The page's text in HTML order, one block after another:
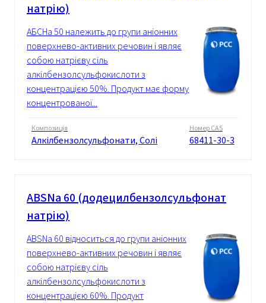
натрію)
АБСНа 50 належить до групи аніонних
поверхнево-активних речовин і являє
собою натрієву сіль
алкілбензолсульфокислоти з
концентрацією 50%. Продукт має форму
концентрованої...
Композиція
Алкілбензолсульфонати, Солі
Номер CAS
68411-30-3
ABSNa 60 (додецилбензолсульфонат
натрію)
ABSNa 60 відноситься до групи аніонних
поверхнево-активних речовин і являє
собою натрієву сіль
алкілбензолсульфокислоти з
концентрацією 60%. Продукт